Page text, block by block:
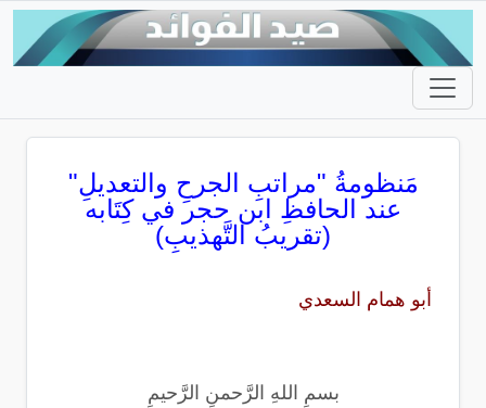
مَنظومةُ "مراتبِ الجرحِ والتعديلِ"
عند الحافظِ ابن حجر في كِتَابه
(تقريبُ التَّهذيبِ)
أبو همام السعدي
بسمِ اللهِ الرَّحمنِ الرَّحيمِ